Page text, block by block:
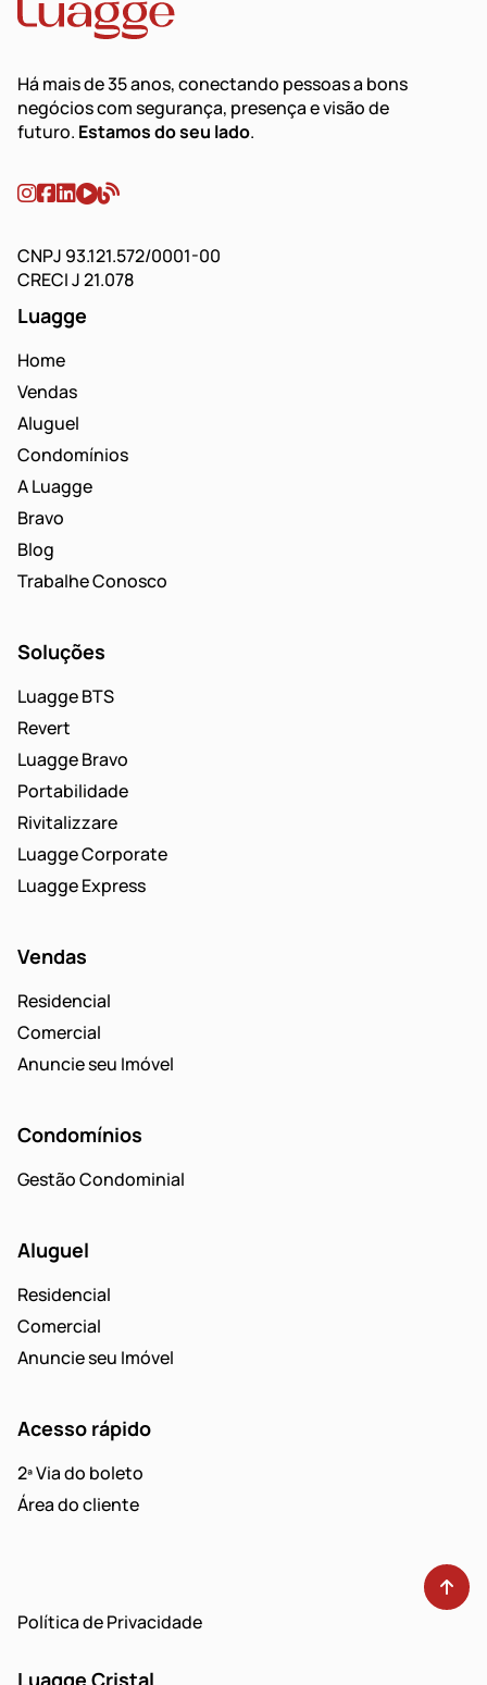
Há mais de 35 anos, conectando pessoas a bons
negócios com segurança, presença e visão de
futuro. Estamos do seu lado.
CNPJ 93.121.572/0001-00
CRECI J 21.078
Luagge
Home
Vendas
Aluguel
Condomínios
A Luagge
Bravo
Blog
Trabalhe Conosco
Soluções
Luagge BTS
Revert
Luagge Bravo
Portabilidade
Rivitalizzare
Luagge Corporate
Luagge Express
Vendas
Residencial
Comercial
Anuncie seu Imóvel
Condomínios
Gestão Condominial
Aluguel
Residencial
Comercial
Anuncie seu Imóvel
Acesso rápido
2ª Via do boleto
Área do cliente
Política de Privacidade